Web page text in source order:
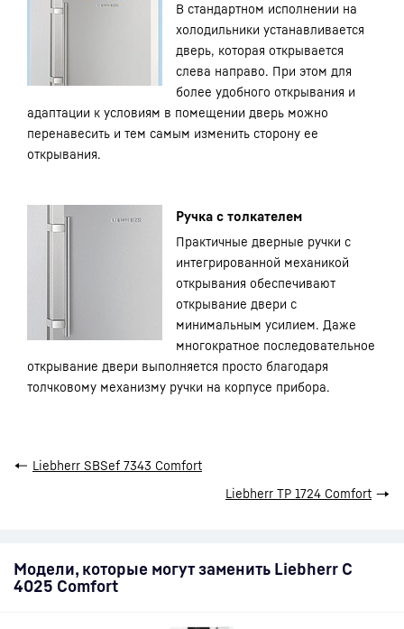
В стандартном исполнении на
холодильники устанавливается
дверь, которая открывается
слева направо. При этом для
более удобного открывания и
адаптации к условиям в помещении дверь можно
перенавесить и тем самым изменить сторону ее
открывания.
Ручка с толкателем
Практичные дверные ручки с
интегрированной механикой
открывания обеспечивают
открывание двери с
минимальным усилием. Даже
многократное последовательное
открывание двери выполняется просто благодаря
толчковому механизму ручки на корпусе прибора.
← Liebherr SBSef 7343 Comfort
Liebherr TP 1724 Comfort →
Модели, которые могут заменить Liebherr C
4025 Comfort